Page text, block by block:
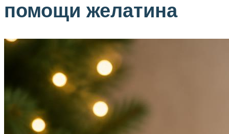
помощи желатина